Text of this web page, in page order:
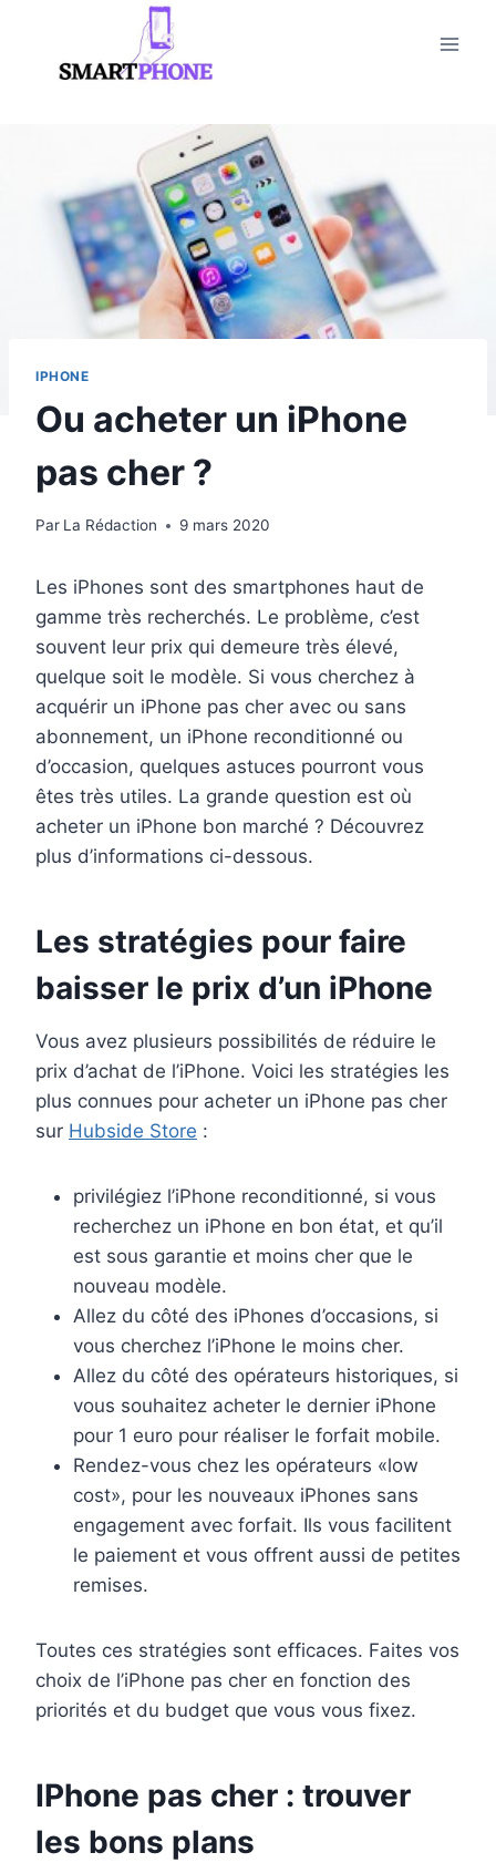
contenu
IPHONE
Ou acheter un iPhone
pas cher ?
Par La Rédaction 9 mars 2020
Les iPhones sont des smartphones haut de
gamme très recherchés. Le problème, c’est
souvent leur prix qui demeure très élevé,
quelque soit le modèle. Si vous cherchez à
acquérir un iPhone pas cher avec ou sans
abonnement, un iPhone reconditionné ou
d’occasion, quelques astuces pourront vous
êtes très utiles. La grande question est où
acheter un iPhone bon marché ? Découvrez
plus d’informations ci-dessous.
Les stratégies pour faire
baisser le prix d’un iPhone
Vous avez plusieurs possibilités de réduire le
prix d’achat de l’iPhone. Voici les stratégies les
plus connues pour acheter un iPhone pas cher
sur Hubside Store :
privilégiez l’iPhone reconditionné, si vous
recherchez un iPhone en bon état, et qu’il
est sous garantie et moins cher que le
nouveau modèle.
Allez du côté des iPhones d’occasions, si
vous cherchez l’iPhone le moins cher.
Allez du côté des opérateurs historiques, si
vous souhaitez acheter le dernier iPhone
pour 1 euro pour réaliser le forfait mobile.
Rendez-vous chez les opérateurs «low
cost», pour les nouveaux iPhones sans
engagement avec forfait. Ils vous facilitent
le paiement et vous offrent aussi de petites
remises.
Toutes ces stratégies sont efficaces. Faites vos
choix de l’iPhone pas cher en fonction des
priorités et du budget que vous vous fixez.
IPhone pas cher : trouver
les bons plans